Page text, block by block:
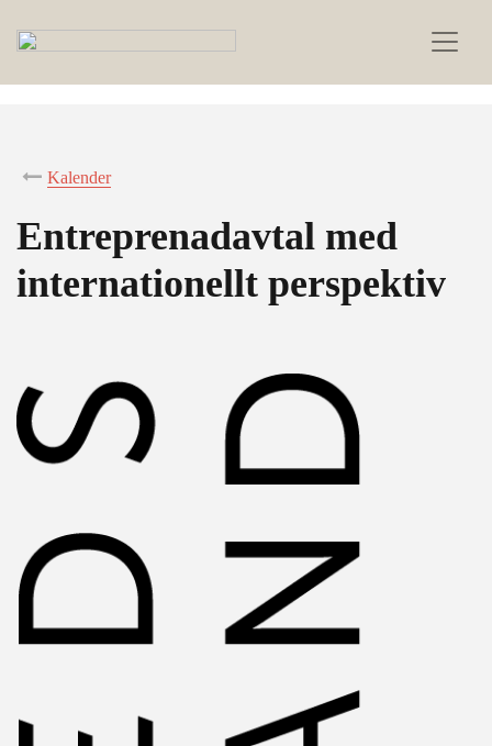
Kalender
Entreprenadavtal med
internationellt perspektiv